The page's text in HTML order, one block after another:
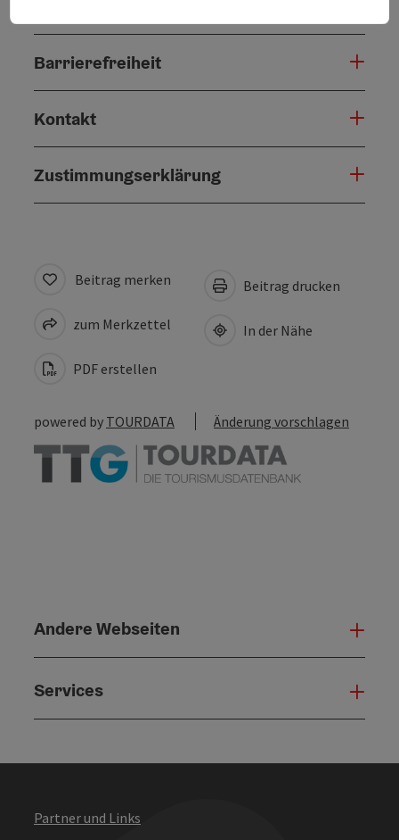
Barrierefreiheit
Kontakt
Zustimmungserklärung
Beitrag merken
zum Merkzettel
PDF erstellen
Beitrag drucken
In der Nähe
powered by TOURDATA Änderung vorschlagen
Andere Webseiten
Services
Partner und Links